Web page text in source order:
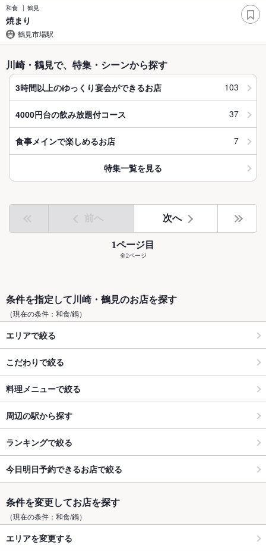
和食 鶴見
焼まり
鶴見市場駅
川崎・鶴見で、特集・シーンから探す
3時間以上のゆっくり宴会ができるお店 103
4000円台の飲み放題付コース 37
食事メインで楽しめるお店 7
特集一覧を見る
前へ 次へ
1ページ目
全2ページ
条件を指定して川崎・鶴見のお店を探す
（現在の条件：和食/鍋）
エリアで絞る
こだわりで絞る
料理メニューで絞る
周辺の駅から探す
ランキングで絞る
今日明日予約できるお店で絞る
条件を変更してお店を探す
（現在の条件：和食/鍋）
エリアを変更する